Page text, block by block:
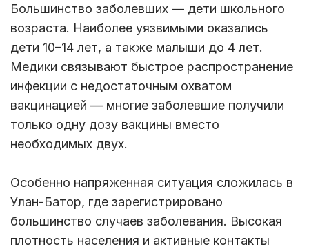
Большинство заболевших — дети школьного
возраста. Наиболее уязвимыми оказались
дети 10–14 лет, а также малыши до 4 лет.
Медики связывают быстрое распространение
инфекции с недостаточным охватом
вакцинацией — многие заболевшие получили
только одну дозу вакцины вместо
необходимых двух.
Особенно напряженная ситуация сложилась в
Улан-Батор, где зарегистрировано
большинство случаев заболевания. Высокая
плотность населения и активные контакты